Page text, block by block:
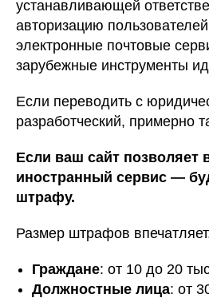
устанавливающей
авторизацию
электронные почтовые
зарубежные инструменты
Если переводить с
разработческий, примерно
Если ваш сайт позволяет
иностранный сервис —
штрафу.
Размер штрафов
Граждане: от 10 до 20
Должностные лица: от